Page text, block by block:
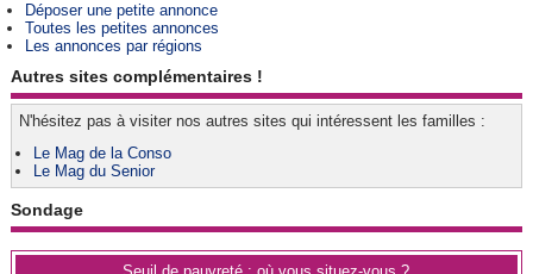
Déposer une petite annonce
Toutes les petites annonces
Les annonces par régions
Autres sites complémentaires !
N'hésitez pas à visiter nos autres sites qui intéressent les familles :
Le Mag de la Conso
Le Mag du Senior
Sondage